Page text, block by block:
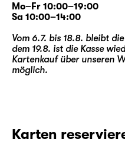
Mo–Fr 10:00–19:00
Sa 10:00–14:00
Vom 6.7. bis 18.8. bleibt
dem 19.8. ist die Kasse
Kartenkauf über unseren
möglich.
Karten